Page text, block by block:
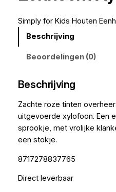
Simply for Kids Houten
Beschrijving
Beoordelingen (0)
Beschrijving
Zachte roze tinten
uitgevoerde xylofoon. Een
sprookje, met vrolijke
een stokje.
8717278837765
Direct leverbaar